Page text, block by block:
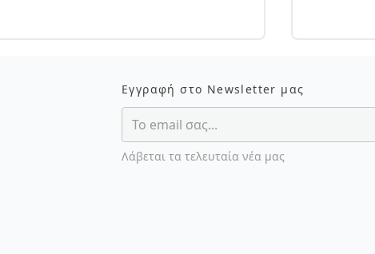
Εγγραφή στο Newsletter μας
Λάβεται τα τελευταία νέα μας